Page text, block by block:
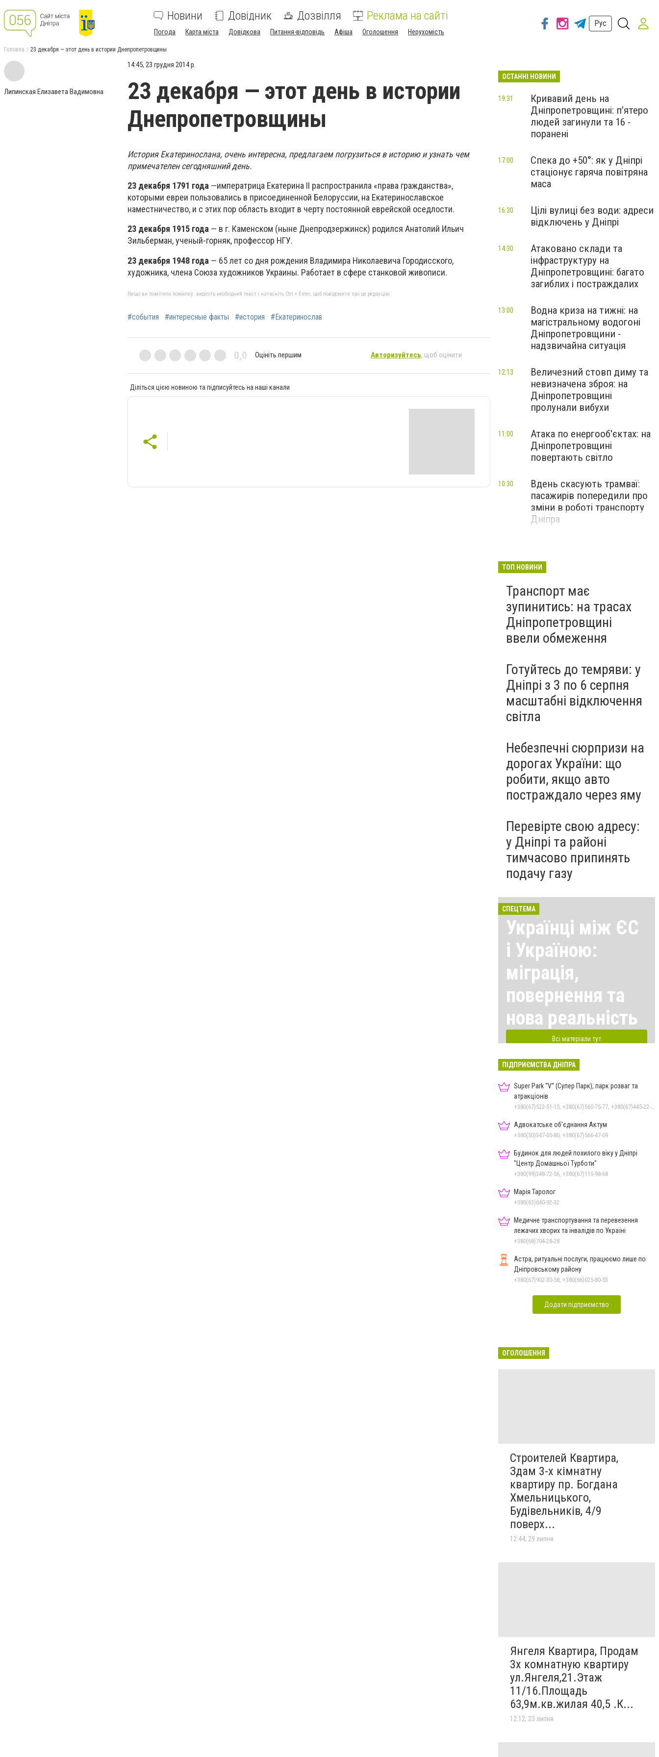
Новини Довідник Дозвілля Реклама на сайті
Погода Карта міста Довідкова Питання-відповідь Афіша Оголошення Нерухомість
Рус
Головна 23 декабря — этот день в истории Днепропетровщины
Липинская Елизавета Вадимовна
14:45, 23 грудня 2014 р.
23 декабря — этот день в истории
Днепропетровщины
История Екатеринослана, очень интересна, предлагаем погрузиться в историю и узнать чем
примечателен сегодняшний день.
23 декабря 1791 года —императрица Екатерина ІІ распространила «права гражданства»,
которыми евреи пользовались в присоединенной Белоруссии, на Екатеринославское
наместничество, и с этих пор область входит в черту постоянной еврейской оседлости.
23 декабря 1915 года — в г. Каменском (ныне Днепродзержинск) родился Анатолий Ильич
Зильберман, ученый-горняк, профессор НГУ.
23 декабря 1948 года — 65 лет со дня рождения Владимира Николаевича Городисского,
художника, члена Союза художников Украины. Работает в сфере станковой живописи.
Якщо ви помітили помилку, виділіть необхідний текст і натисніть Ctrl + Enter, щоб повідомити про це редакцію
#события #интересные факты #история #Екатеринослав
0,0 Оцініть першим Авторизуйтесь, щоб оцінити
Діліться цією новиною та підписуйтесь на наші канали
ОСТАННІ НОВИНИ
Кривавий день на
Дніпропетровщині: п’ятеро
людей загинули та 16 -
поранені
19:31
Спека до +50°: як у Дніпрі
стаціонує гаряча повітряна
маса
17:00
Цілі вулиці без води: адреси
відключень у Дніпрі
16:30
Атаковано склади та
інфраструктуру на
Дніпропетровщині: багато
загиблих і постраждалих
14:30
Водна криза на тижні: на
магістральному водогоні
Дніпропетровщини -
надзвичайна ситуація
13:00
Величезний стовп диму та
невизначена зброя: на
Дніпропетровщині
пролунали вибухи
12:13
Атака по енергооб'єктах: на
Дніпропетровщині
повертають світло
11:00
Вдень скасують трамваї:
пасажирів попередили про
зміни в роботі транспорту
Дніпра
10:30
ТОП НОВИНИ
Транспорт має
зупинитись: на трасах
Дніпропетровщині
ввели обмеження
Готуйтесь до темряви: у
Дніпрі з 3 по 6 серпня
масштабні відключення
світла
Небезпечні сюрпризи на
дорогах України: що
робити, якщо авто
постраждало через яму
Перевірте свою адресу:
у Дніпрі та районі
тимчасово припинять
подачу газу
СПЕЦТЕМА
Українці між ЄС
і Україною:
міграція,
повернення та
нова реальність
Всі матеріали тут
ПІДПРИЄМСТВА ДНІПРА
Super Park “V” (Супер Парк), парк розваг та
атракціонів
Адвокатське об'єднання Актум
+380(50)347-05-80, +380(67)566-47-09
Будинок для людей похилого віку у Дніпрі
"Центр Домашньої Турботи"
+380(99)348-72-56, +380(67)115-98-68
Марія Таролог
+380(63)640-92-32
Медичне транспортування та перевезення
лежачих хворих та інвалідів по Україні
+380(68)704-28-28
Астра, ритуальні послуги, працюємо лише по
Дніпровському району
+380(67)902-30-58, +380(66)025-80-53
Додати підприємство
ОГОЛОШЕННЯ
Строителей Квартира,
Здам 3-х кімнатну
квартиру пр. Богдана
Хмельницького,
Будівельників, 4/9
поверх...
12:44, 29 липня
Янгеля Квартира, Продам
3х комнатную квартиру
ул.Янгеля,21.Этаж
11/16.Площадь
63,9м.кв.жилая 40,5 .К...
12:12, 23 липня